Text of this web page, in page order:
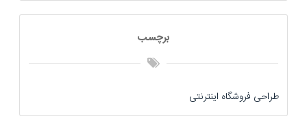
برچسب
طراحی فروشگاه اینترنتی